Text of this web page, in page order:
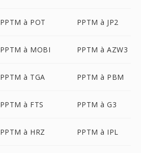
PPTM à POT PPTM à JP2
PPTM à MOBI PPTM à AZW3
PPTM à TGA PPTM à PBM
PPTM à FTS PPTM à G3
PPTM à HRZ PPTM à IPL